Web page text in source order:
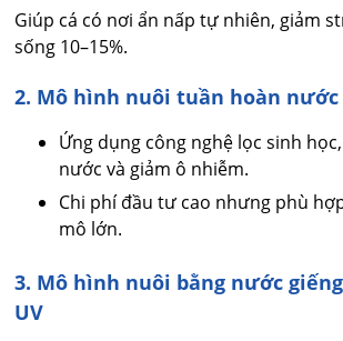
Giúp cá có nơi ẩn nấp tự nhiên, giảm
sống 10–15%.
2. Mô hình nuôi tuần hoàn nước
Ứng dụng công nghệ lọc sinh
nước và giảm ô nhiễm.
Chi phí đầu tư cao nhưng phù
mô lớn.
3. Mô hình nuôi bằng nước
UV